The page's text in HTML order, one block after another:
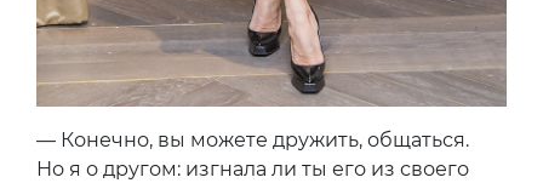
— Конечно, вы можете дружить, общаться.
Но я о другом: изгнала ли ты его из своего